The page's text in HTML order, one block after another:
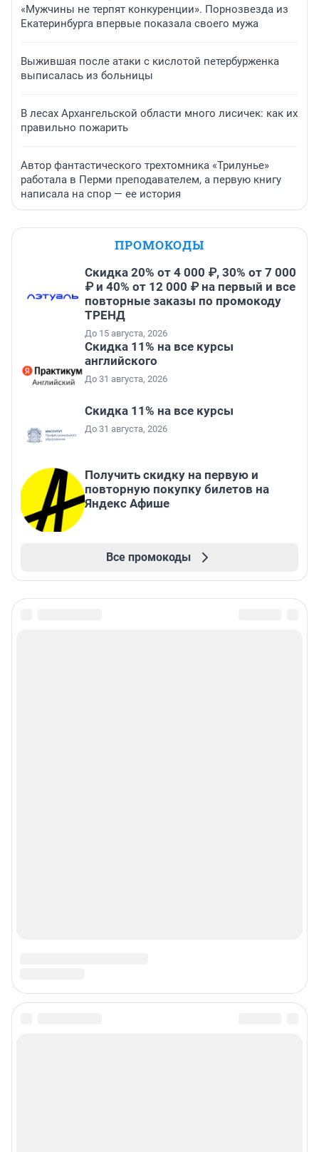
«Мужчины не терпят конкуренции». Порнозвезда из
Екатеринбурга впервые показала своего мужа
Выжившая после атаки с кислотой петербурженка
выписалась из больницы
В лесах Архангельской области много лисичек: как их
правильно пожарить
Автор фантастического трехтомника «Трилунье»
работала в Перми преподавателем, а первую книгу
написала на спор — ее история
ПРОМОКОДЫ
Скидка 20% от 4 000 ₽, 30% от 7 000
₽ и 40% от 12 000 ₽ на первый и все
повторные заказы по промокоду
ТРЕНД
До 15 августа, 2026
Скидка 11% на все курсы
английского
До 31 августа, 2026
Скидка 11% на все курсы
До 31 августа, 2026
Получить скидку на первую и
повторную покупку билетов на
Яндекс Афише
Все промокоды